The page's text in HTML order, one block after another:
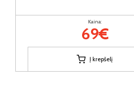
Kaina:
69€
Į krepšelį